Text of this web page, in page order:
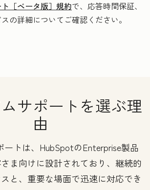
［ベータ版］規約で、応答時間保証、
の詳細についてご確認ください。
サポートを選ぶ理
由
ートは、HubSpotのEnterprise製品
ま向けに設計されており、継続的
と、重要な場面で迅速に対応でき